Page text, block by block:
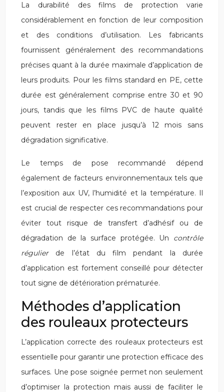
La durabilité des films de protection varie
considérablement en fonction de leur composition
et des conditions d’utilisation. Les fabricants
fournissent généralement des recommandations
précises quant à la durée maximale d’application de
leurs produits. Pour les films standard en PE, cette
durée est généralement comprise entre 30 et 90
jours, tandis que les films PVC de haute qualité
peuvent rester en place jusqu’à 12 mois sans
dégradation significative.
Le temps de pose recommandé dépend
également de facteurs environnementaux tels que
l’exposition aux UV, l’humidité et la température. Il
est crucial de respecter ces recommandations pour
éviter tout risque de transfert d’adhésif ou de
dégradation de la surface protégée. Un contrôle
régulier de l’état du film pendant la durée
d’application est fortement conseillé pour détecter
tout signe de détérioration prématurée.
Méthodes d’application
des rouleaux protecteurs
L’application correcte des rouleaux protecteurs est
essentielle pour garantir une protection efficace des
surfaces. Une pose soignée permet non seulement
d’optimiser la protection mais aussi de faciliter le